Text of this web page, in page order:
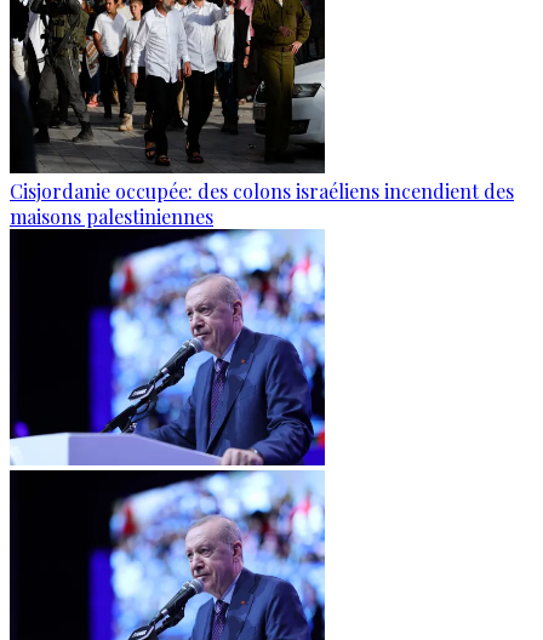
Cisjordanie occupée: des colons israéliens incendient des
maisons palestiniennes